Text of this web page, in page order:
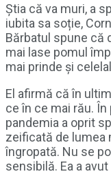
Știa că va muri, a
iubita sa soție,
Bărbatul spune că
mai lase pomul
mai prinde și
El afirmă că în
ce în ce mai rău.
pandemia a oprit
zeificată de lumea
îngropată. Nu se
sensibilă. Ea a